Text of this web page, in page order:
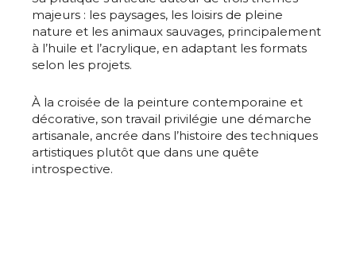
majeurs : les paysages, les loisirs de pleine
nature et les animaux sauvages, principalement
à l’huile et l’acrylique, en adaptant les formats
selon les projets.
À la croisée de la peinture contemporaine et
décorative, son travail privilégie une démarche
artisanale, ancrée dans l’histoire des techniques
artistiques plutôt que dans une quête
introspective.